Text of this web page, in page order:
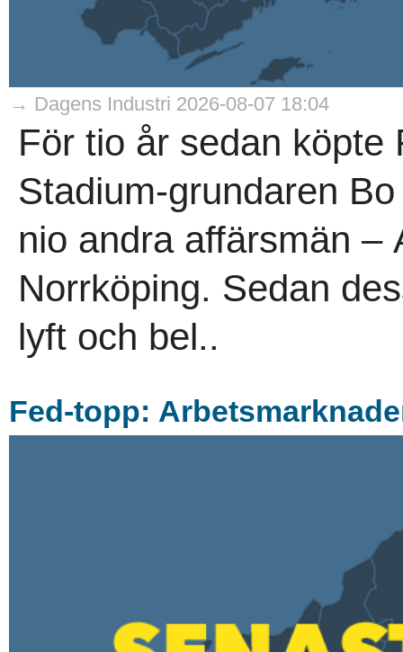
→ Dagens Industri 2026-08-07 18:04
För tio år sedan köpte
Stadium-grundaren
nio andra affärsmän –
Norrköping. Sedan
lyft och bel..
Fed-topp: